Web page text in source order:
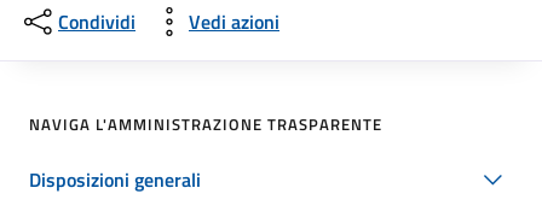
Condividi Vedi azioni
NAVIGA L'AMMINISTRAZIONE TRASPARENTE
Disposizioni generali